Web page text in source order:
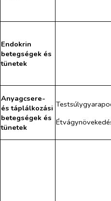
Endokrin
betegségek és
tünetek
Anyagcsere-
és táplálkozási
betegségek és
tünetek